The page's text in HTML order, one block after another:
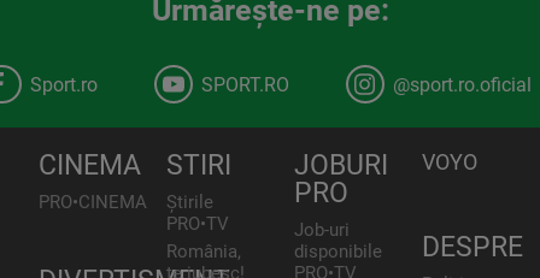
Urmăreşte-ne pe:
Sport.ro SPORT.RO @sport.ro.oficial
CINEMA
PRO•CINEMA
STIRI
Știrile
PRO•TV
România,
te iubesc!
JOBURI
PRO
Job-uri
disponibile
PRO•TV
VOYO
DESPRE